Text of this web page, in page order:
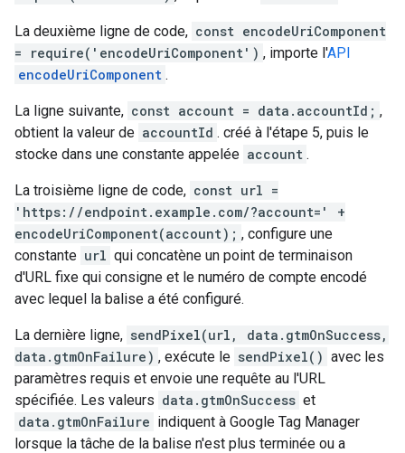
La deuxième ligne de code, const encodeUriComponent
= require('encodeUriComponent') , importe l'API
encodeUriComponent .
La ligne suivante, const account = data.accountId; ,
obtient la valeur de accountId . créé à l'étape 5, puis le
stocke dans une constante appelée account .
La troisième ligne de code, const url =
'https://endpoint.example.com/?account=' +
encodeUriComponent(account); , configure une
constante url qui concatène un point de terminaison
d'URL fixe qui consigne et le numéro de compte encodé
avec lequel la balise a été configuré.
La dernière ligne, sendPixel(url, data.gtmOnSuccess,
data.gtmOnFailure) , exécute le sendPixel() avec les
paramètres requis et envoie une requête au l'URL
spécifiée. Les valeurs data.gtmOnSuccess et
data.gtmOnFailure indiquent à Google Tag Manager
lorsque la tâche de la balise n'est plus terminée ou a